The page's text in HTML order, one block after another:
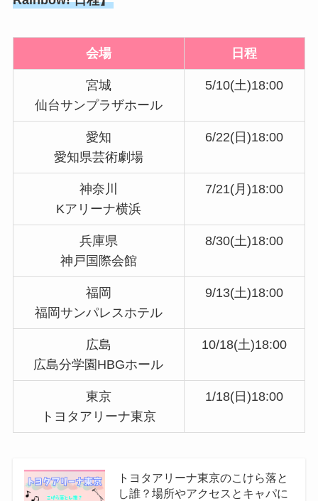
会場 日程
宮城
仙台サンプラザホール
5/10(土)18:00
愛知
愛知県芸術劇場
6/22(日)18:00
神奈川
Kアリーナ横浜
7/21(月)18:00
兵庫県
神戸国際会館
8/30(土)18:00
福岡
福岡サンパレスホテル
9/13(土)18:00
広島
広島分学園HBGホール
10/18(土)18:00
東京
トヨタアリーナ東京
1/18(日)18:00
トヨタアリーナ東京のこけら落と
し誰？場所やアクセスとキャパに